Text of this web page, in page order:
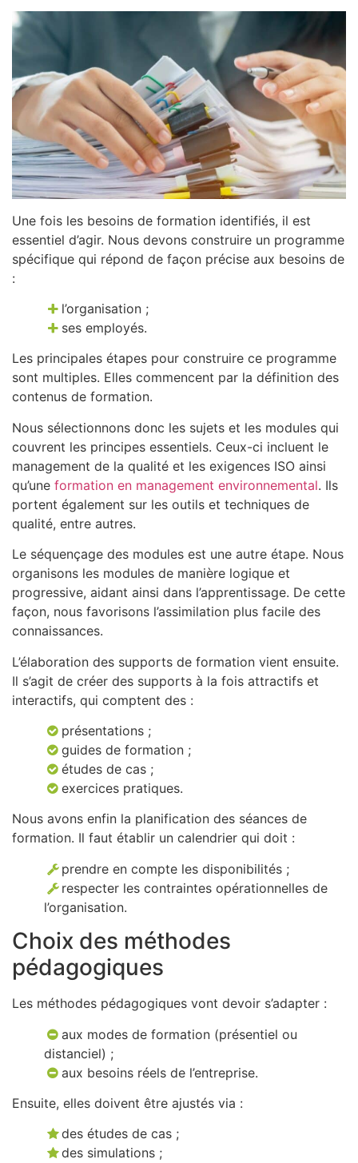
Une fois les besoins de formation identifiés, il est
essentiel d’agir. Nous devons construire un programme
spécifique qui répond de façon précise aux besoins de
:
l’organisation ;
ses employés.
Les principales étapes pour construire ce programme
sont multiples. Elles commencent par la définition des
contenus de formation.
Nous sélectionnons donc les sujets et les modules qui
couvrent les principes essentiels. Ceux-ci incluent le
management de la qualité et les exigences ISO ainsi
qu’une formation en management environnemental. Ils
portent également sur les outils et techniques de
qualité, entre autres.
Le séquençage des modules est une autre étape. Nous
organisons les modules de manière logique et
progressive, aidant ainsi dans l’apprentissage. De cette
façon, nous favorisons l’assimilation plus facile des
connaissances.
L’élaboration des supports de formation vient ensuite.
Il s’agit de créer des supports à la fois attractifs et
interactifs, qui comptent des :
présentations ;
guides de formation ;
études de cas ;
exercices pratiques.
Nous avons enfin la planification des séances de
formation. Il faut établir un calendrier qui doit :
prendre en compte les disponibilités ;
respecter les contraintes opérationnelles de
l’organisation.
Choix des méthodes
pédagogiques
Les méthodes pédagogiques vont devoir s’adapter :
aux modes de formation (présentiel ou
distanciel) ;
aux besoins réels de l’entreprise.
Ensuite, elles doivent être ajustés via :
des études de cas ;
des simulations ;